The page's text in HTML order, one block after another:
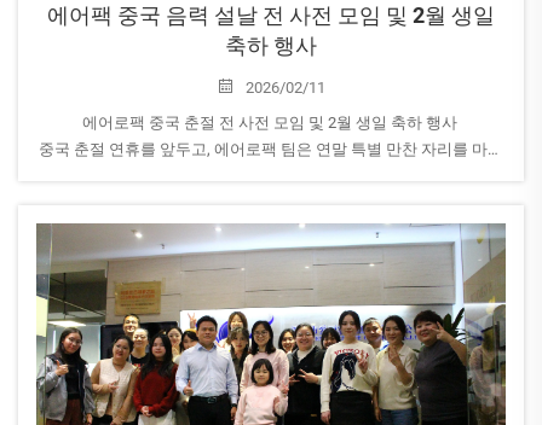
에어팩 중국 음력 설날 전 사전 모임 및 2월 생일
축하 행사
2026/02/11
에어로팩 중국 춘절 전 사전 모임 및 2월 생일 축하 행사
중국 춘절 연휴를 앞두고, 에어로팩 팀은 연말 특별 만찬 자리를 마련
또한 우리 팀원들의...